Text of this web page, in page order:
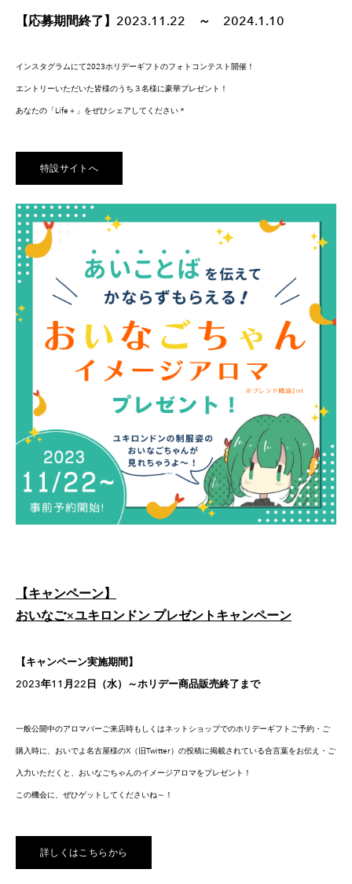
【応募期間終了】2023.11.22 ～ 2024.1.10
インスタグラムにて2023ホリデーギフトのフォトコンテスト開催！
エントリーいただいた皆様のうち３名様に豪華プレゼント！
あなたの「Life＋」をぜひシェアしてください＊
特設サイトへ
【キャンペーン】
おいなご×ユキロンドン プレゼントキャンペーン
【キャンペーン実施期間】
2023年11月22日（水）～ホリデー商品販売終了まで
一般公開中のアロマバーご来店時もしくはネットショップでのホリデーギフトご予約・ご
購入時に、​おいでよ名古屋様のX（旧Twitter）の投稿に掲載されている合言葉をお伝え・ご
入力いただくと、おいなごちゃんのイメージアロマをプレゼント！
この機会に、ぜひゲットしてくださいね～！
詳しくはこちらから